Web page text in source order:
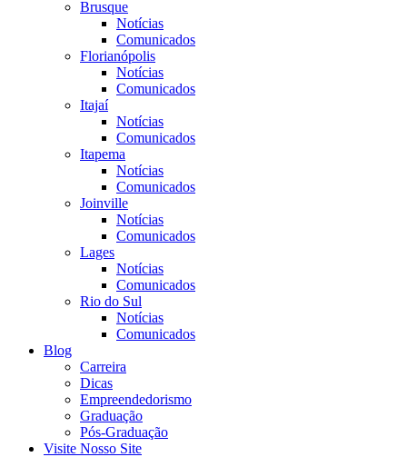
Brusque
Notícias
Comunicados
Florianópolis
Notícias
Comunicados
Itajaí
Notícias
Comunicados
Itapema
Notícias
Comunicados
Joinville
Notícias
Comunicados
Lages
Notícias
Comunicados
Rio do Sul
Notícias
Comunicados
Blog
Carreira
Dicas
Empreendedorismo
Graduação
Pós-Graduação
Visite Nosso Site